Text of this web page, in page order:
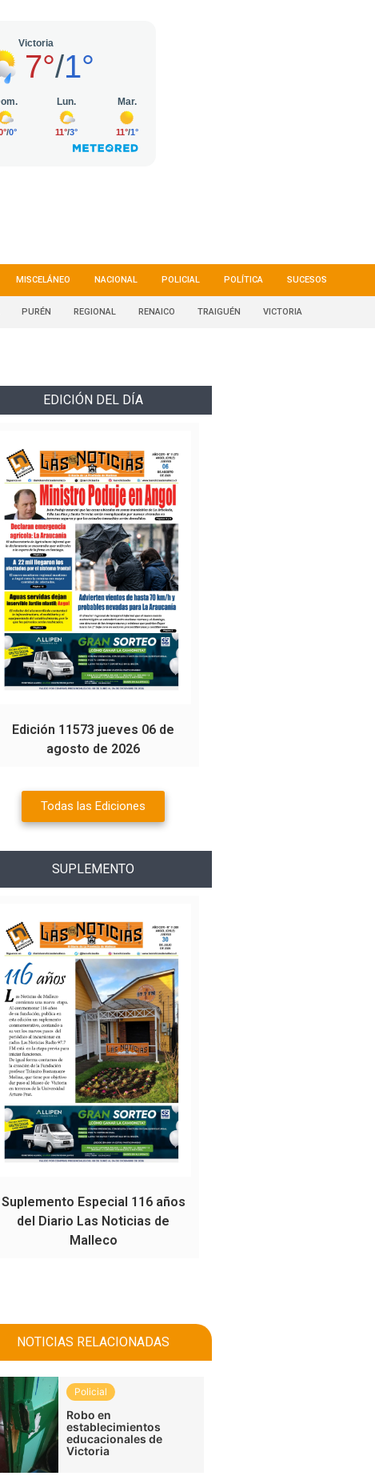
MISCELÁNEO NACIONAL POLICIAL POLÍTICA SUCESOS
PURÉN REGIONAL RENAICO TRAIGUÉN VICTORIA
EDICIÓN DEL DÍA
Edición 11573 jueves 06 de
agosto de 2026
Todas las Ediciones
SUPLEMENTO
Suplemento Especial 116 años
del Diario Las Noticias de
Malleco
NOTICIAS RELACIONADAS
Policial
Robo en
establecimientos
educacionales de
Victoria